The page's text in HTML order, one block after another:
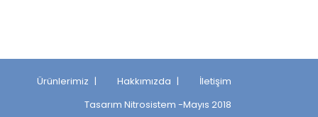
Ürünlerimiz Hakkımızda
İletişim
Tasarım Nitrosistem -Mayıs 2018